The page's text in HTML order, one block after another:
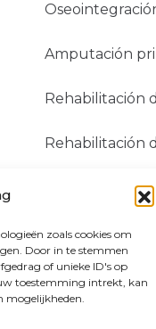
zoals cookies om
Door in te stemmen
of unieke ID's op
toestemming intrekt, kan
mogelijkheden.
Amputación
Rehabilitación
Rehabilitación